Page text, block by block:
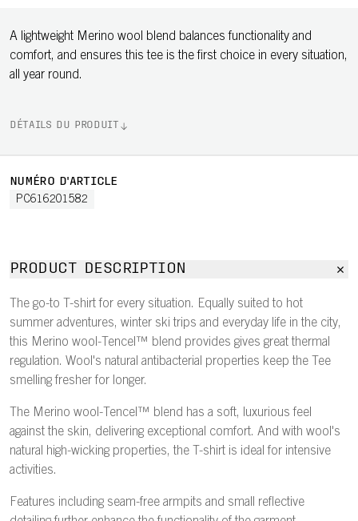
A lightweight Merino wool blend balances functionality and
comfort, and ensures this tee is the first choice in every situation,
all year round.
DÉTAILS DU PRODUIT
NUMÉRO D'ARTICLE
PC616201582
PRODUCT DESCRIPTION
The go-to T-shirt for every situation. Equally suited to hot
summer adventures, winter ski trips and everyday life in the city,
this Merino wool-Tencel™ blend provides gives great thermal
regulation. Wool's natural antibacterial properties keep the Tee
smelling fresher for longer.
The Merino wool-Tencel™ blend has a soft, luxurious feel
against the skin, delivering exceptional comfort. And with wool's
natural high-wicking properties, the T-shirt is ideal for intensive
activities.
Features including seam-free armpits and small reflective